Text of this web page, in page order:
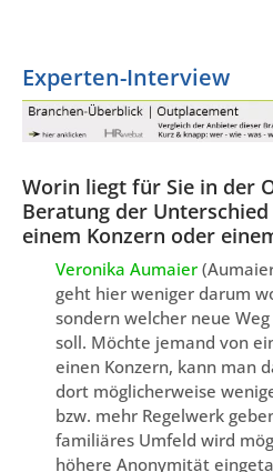
Experten-Interview
Worin liegt für Sie in der
Beratung der
einem Konzern oder
Veronika Aumaier
geht hier weniger darum
sondern welcher neue
soll. Möchte jemand von
einen Konzern, kann man
dort möglicherweise
bzw. mehr Regelwerk
familiäres Umfeld wird
höhere Anonymität